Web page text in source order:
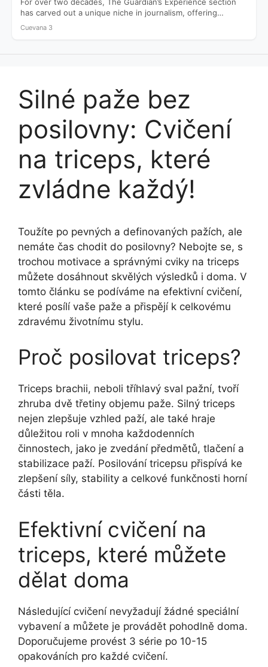
has carved out a unique niche in journalism, offering
readers…
Cuevana 3
Silné paže bez
posilovny: Cvičení
na triceps, které
zvládne každý!
Toužíte po pevných a definovaných pažích, ale
nemáte čas chodit do posilovny? Nebojte se, s
trochou motivace a správnými cviky na triceps
můžete dosáhnout skvělých výsledků i doma. V
tomto článku se podíváme na efektivní cvičení,
které posílí vaše paže a přispějí k celkovému
zdravému životnímu stylu.
Proč posilovat triceps?
Triceps brachii, neboli tříhlavý sval pažní, tvoří
zhruba dvě třetiny objemu paže. Silný triceps
nejen zlepšuje vzhled paží, ale také hraje
důležitou roli v mnoha každodenních
činnostech, jako je zvedání předmětů, tlačení a
stabilizace paží. Posilování tricepsu přispívá ke
zlepšení síly, stability a celkové funkčnosti horní
části těla.
Efektivní cvičení na
triceps, které můžete
dělat doma
Následující cvičení nevyžadují žádné speciální
vybavení a můžete je provádět pohodlně doma.
Doporučujeme provést 3 série po 10-15
opakováních pro každé cvičení.